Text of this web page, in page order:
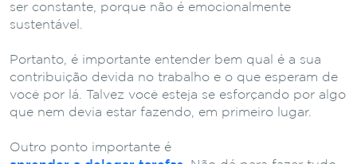
ser constante, porque não é emocionalmente
sustentável.
Portanto, é importante entender bem qual é a sua
contribuição devida no trabalho e o que esperam de
você por lá. Talvez você esteja se esforçando por algo
que nem devia estar fazendo, em primeiro lugar.
Outro ponto importante é